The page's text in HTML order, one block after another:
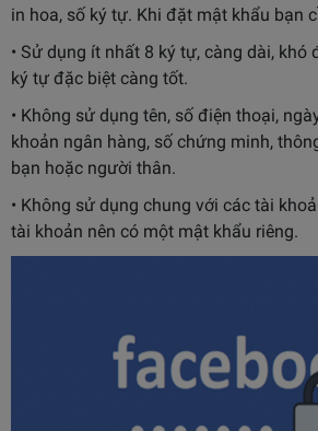
in hoa, số ký tự. Khi đặt mật khẩu bạn
• Sử dụng ít nhất 8 ký tự, càng dài, khó
ký tự đặc biệt càng tốt.
• Không sử dụng tên, số điện thoại,
khoản ngân hàng, số chứng minh,
bạn hoặc người thân.
• Không sử dụng chung với các tài
tài khoản nên có một mật khẩu riêng.